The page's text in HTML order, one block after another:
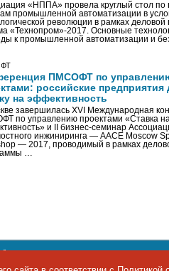
«НППА» провела круглый стол по
промышленной автоматизации в
революции в рамках
«Технопром»-2017. Основные
к промышленной автоматизации и
ПМСОФТ по
российские предприятия
на эффективность
завершилась XVI Международная
по управлению проектами «Ставка на
и II бизнес-семинар
инжиниринга — AACE Moscow
— 2017, проводимый в рамках
…
правах и порядке
E-mail:
siteeditor@iemag.ru